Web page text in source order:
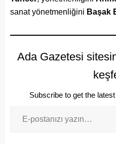
sanat yönetmenliğini Başak
Ada Gazetesi
Subscribe to get the